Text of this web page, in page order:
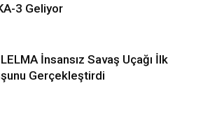
3 Geliyor
İnsansız Savaş Uçağı İlk
Gerçekleştirdi